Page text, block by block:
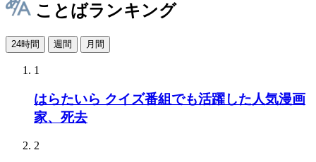
ことばランキング
24時間 週間 月間
1
はらたいら クイズ番組でも活躍した人気漫画
家、死去
2